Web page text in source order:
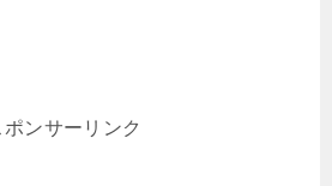
ポンサーリンク